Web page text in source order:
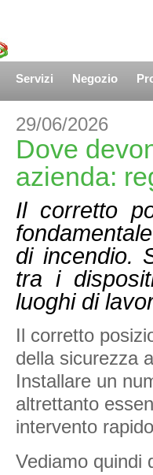
Servizi Negozio
29/06/2026
Dove
azienda:
Il corretto
di incendio.
tra i
luoghi di
Il corretto
della sicurezza
Installare un
altrettanto
intervento
Vediamo quindi